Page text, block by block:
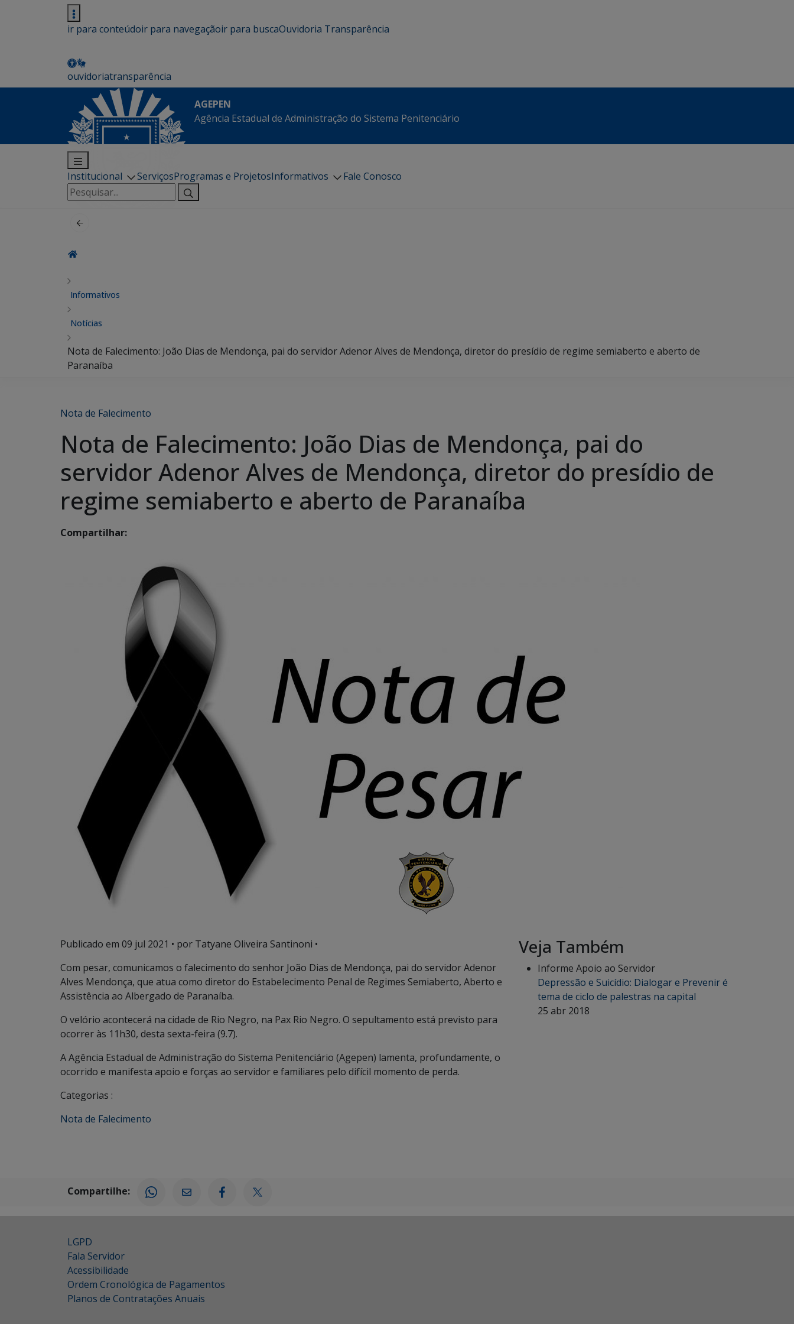
ir para conteúdoir para navegaçãoir para buscaOuvidoria Transparência
ouvidoriatransparência
AGEPEN
Agência Estadual de Administração do Sistema Penitenciário
Institucional ServiçosProgramas e ProjetosInformativos
Fale Conosco
Pesquisar
por:
Informativos
Notícias
Nota de Falecimento: João Dias de Mendonça, pai do servidor Adenor Alves de Mendonça, diretor do presídio de regime semiaberto e aberto de
Paranaíba
Nota de Falecimento
Nota de Falecimento: João Dias de Mendonça, pai do
servidor Adenor Alves de Mendonça, diretor do presídio de
regime semiaberto e aberto de Paranaíba
Compartilhar:
Publicado em 09 jul 2021 • por Tatyane Oliveira Santinoni •
Com pesar, comunicamos o falecimento do senhor João Dias de Mendonça, pai do servidor Adenor
Alves Mendonça, que atua como diretor do Estabelecimento Penal de Regimes Semiaberto, Aberto e
Assistência ao Albergado de Paranaíba.
O velório acontecerá na cidade de Rio Negro, na Pax Rio Negro. O sepultamento está previsto para
ocorrer às 11h30, desta sexta-feira (9.7).
A Agência Estadual de Administração do Sistema Penitenciário (Agepen) lamenta, profundamente, o
ocorrido e manifesta apoio e forças ao servidor e familiares pelo difícil momento de perda.
Categorias :
Nota de Falecimento
Veja Também
Informe Apoio ao Servidor
Depressão e Suicídio: Dialogar e Prevenir é
tema de ciclo de palestras na capital
25 abr 2018
Compartilhe:
LGPD
Fala Servidor
Acessibilidade
Ordem Cronológica de Pagamentos
Planos de Contratações Anuais